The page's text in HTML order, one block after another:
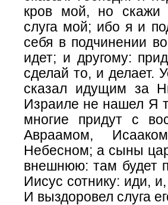
кров мой, но скажи
слуга мой; ибо я и
себя в подчинении
идет; и другому:
сделай то, и делает.
сказал идущим за
Израиле не нашел Я
многие придут с
Авраамом,
Небесном; а сыны
внешнюю: там будет
Иисус сотнику: иди,
И выздоровел слуга